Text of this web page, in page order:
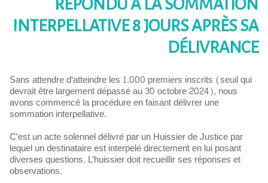
RÉPONDU À LA SOMMATION
INTERPELLATIVE 8 JOURS APRÈS SA
DÉLIVRANCE
Sans attendre d'atteindre les 1.000 premiers inscrits (seuil qui
devrait être largement dépassé au 30 octobre 2024), nous
avons commencé la procédure en faisant délivrer une
sommation interpellative.
C'est un acte solennel délivré par un Huissier de Justice par
lequel un destinataire est interpelé directement en lui posant
diverses questions. L’huissier doit recueillir ses réponses et
observations.